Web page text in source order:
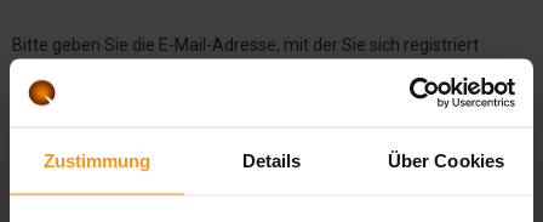
Zustimmung Details Über Cookies
Bitte geben Sie die E-Mail-Adresse, mit der Sie sich registriert
Schaltfläche E-Mail senden! Durch Klicken auf die Schaltfläche
darin enthaltenen Link können Sie ein neues Kennwort festlegen.
E-MAIL-ADRESSE